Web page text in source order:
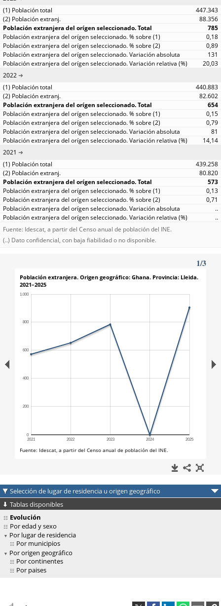
447.343
88.356
785
0,18
0,89
131
20,03
2022
440.883
82.602
654
0,15
0,79
81
14,14
2021
439.258
80.820
573
0,13
0,71
..
..
Fuente: Idescat, a partir del Censo anual de población del INE.
(..) Dato confidencial, con baja fiabilidad o no disponible.
Selección de lugar de residencia u origen geográfico
Tablas disponibles
Evolución
Por edad y sexo
Por lugar de residencia
Por municipios
Por origen geográfico
Por continentes
Por paises